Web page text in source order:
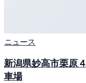
ニュース
新潟県妙高市栗原
車場